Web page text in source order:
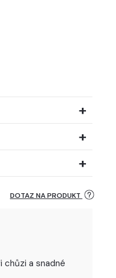
DOTAZ NA PRODUKT
chůzi a snadné